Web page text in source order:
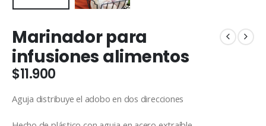
Marinador para
infusiones alimentos
$11.900
Aguja distribuye el adobo en dos direcciones